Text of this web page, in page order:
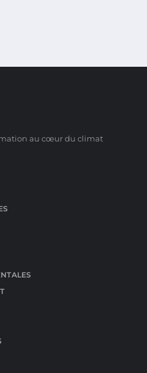
au cœur du climat